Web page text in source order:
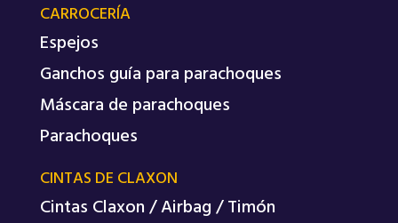
CARROCERÍA
Espejos
Ganchos guía para parachoques
Máscara de parachoques
Parachoques
CINTAS DE CLAXON
Cintas Claxon / Airbag / Timón